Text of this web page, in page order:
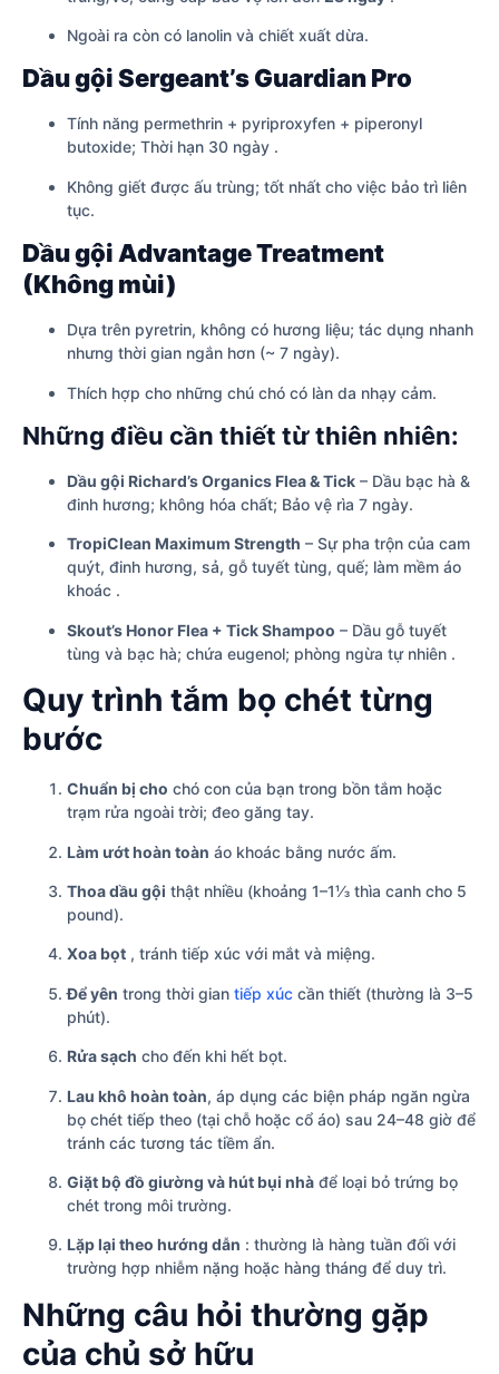
Ngoài ra còn có lanolin và chiết xuất dừa.
Dầu gội Sergeant’s Guardian Pro
Tính năng permethrin + pyriproxyfen + piperonyl
butoxide; Thời hạn 30 ngày .
Không giết được ấu trùng; tốt nhất cho việc bảo trì liên
tục.
Dầu gội Advantage Treatment
(Không mùi)
Dựa trên pyretrin, không có hương liệu; tác dụng nhanh
nhưng thời gian ngắn hơn (~ 7 ngày).
Thích hợp cho những chú chó có làn da nhạy cảm.
Những điều cần thiết từ thiên nhiên:
Dầu gội Richard’s Organics Flea & Tick – Dầu bạc hà &
đinh hương; không hóa chất; Bảo vệ rìa 7 ngày.
TropiClean Maximum Strength – Sự pha trộn của cam
quýt, đinh hương, sả, gỗ tuyết tùng, quế; làm mềm áo
khoác .
Skout’s Honor Flea + Tick Shampoo – Dầu gỗ tuyết
tùng và bạc hà; chứa eugenol; phòng ngừa tự nhiên .
Quy trình tắm bọ chét từng
bước
Chuẩn bị cho chó con của bạn trong bồn tắm hoặc
trạm rửa ngoài trời; đeo găng tay.
Làm ướt hoàn toàn áo khoác bằng nước ấm.
Thoa dầu gội thật nhiều (khoảng 1–1⅓ thìa canh cho 5
pound).
Xoa bọt , tránh tiếp xúc với mắt và miệng.
Để yên trong thời gian tiếp xúc cần thiết (thường là 3–5
phút).
Rửa sạch cho đến khi hết bọt.
Lau khô hoàn toàn, áp dụng các biện pháp ngăn ngừa
bọ chét tiếp theo (tại chỗ hoặc cổ áo) sau 24–48 giờ để
tránh các tương tác tiềm ẩn.
Giặt bộ đồ giường và hút bụi nhà để loại bỏ trứng bọ
chét trong môi trường.
Lặp lại theo hướng dẫn : thường là hàng tuần đối với
trường hợp nhiễm nặng hoặc hàng tháng để duy trì.
Những câu hỏi thường gặp
của chủ sở hữu